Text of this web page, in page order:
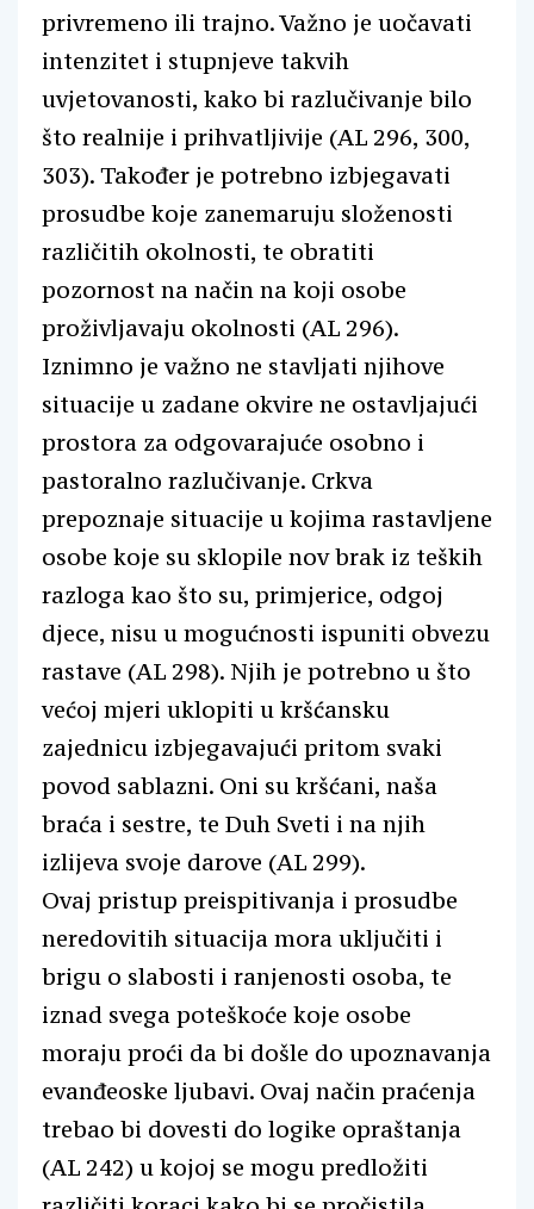
privremeno ili trajno. Važno je uočavati
intenzitet i stupnjeve takvih
uvjetovanosti, kako bi razlučivanje bilo
što realnije i prihvatljivije (AL 296, 300,
303). Također je potrebno izbjegavati
prosudbe koje zanemaruju složenosti
različitih okolnosti, te obratiti
pozornost na način na koji osobe
proživljavaju okolnosti (AL 296).
Iznimno je važno ne stavljati njihove
situacije u zadane okvire ne ostavljajući
prostora za odgovarajuće osobno i
pastoralno razlučivanje. Crkva
prepoznaje situacije u kojima rastavljene
osobe koje su sklopile nov brak iz teških
razloga kao što su, primjerice, odgoj
djece, nisu u mogućnosti ispuniti obvezu
rastave (AL 298). Njih je potrebno u što
većoj mjeri uklopiti u kršćansku
zajednicu izbjegavajući pritom svaki
povod sablazni. Oni su kršćani, naša
braća i sestre, te Duh Sveti i na njih
izlijeva svoje darove (AL 299).
Ovaj pristup preispitivanja i prosudbe
neredovitih situacija mora uključiti i
brigu o slabosti i ranjenosti osoba, te
iznad svega poteškoće koje osobe
moraju proći da bi došle do upoznavanja
evanđeoske ljubavi. Ovaj način praćenja
trebao bi dovesti do logike opraštanja
(AL 242) u kojoj se mogu predložiti